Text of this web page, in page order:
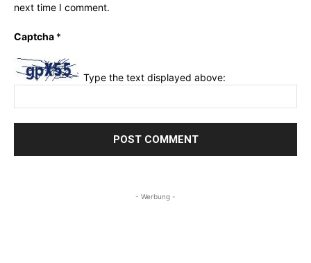
next time I comment.
Captcha *
Type the text displayed above:
- Werbung -